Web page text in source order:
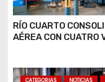
RÍO CUARTO
AÉREA CON CUATRO
CATEGORIAS NOTICIAS